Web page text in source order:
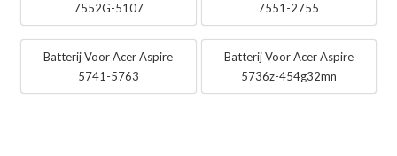
7552G-5107
7551-2755
Batterij Voor Acer Aspire
5741-5763
Batterij Voor Acer Aspire
5736z-454g32mn